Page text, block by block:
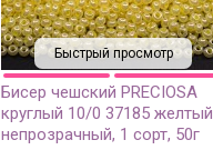
Быстрый просмотр
Бисер чешский PRECIOSA
круглый 10/0 37185 желтый
непрозрачный, 1 сорт, 50г